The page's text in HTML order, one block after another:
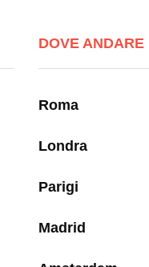
DOVE ANDARE
Roma
Londra
Parigi
Madrid